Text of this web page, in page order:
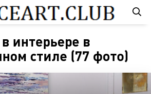
интерьере в
стиле (77 фото)